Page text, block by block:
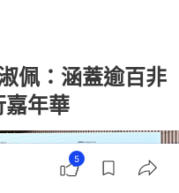
佩：涵蓋逾百非
年華
5